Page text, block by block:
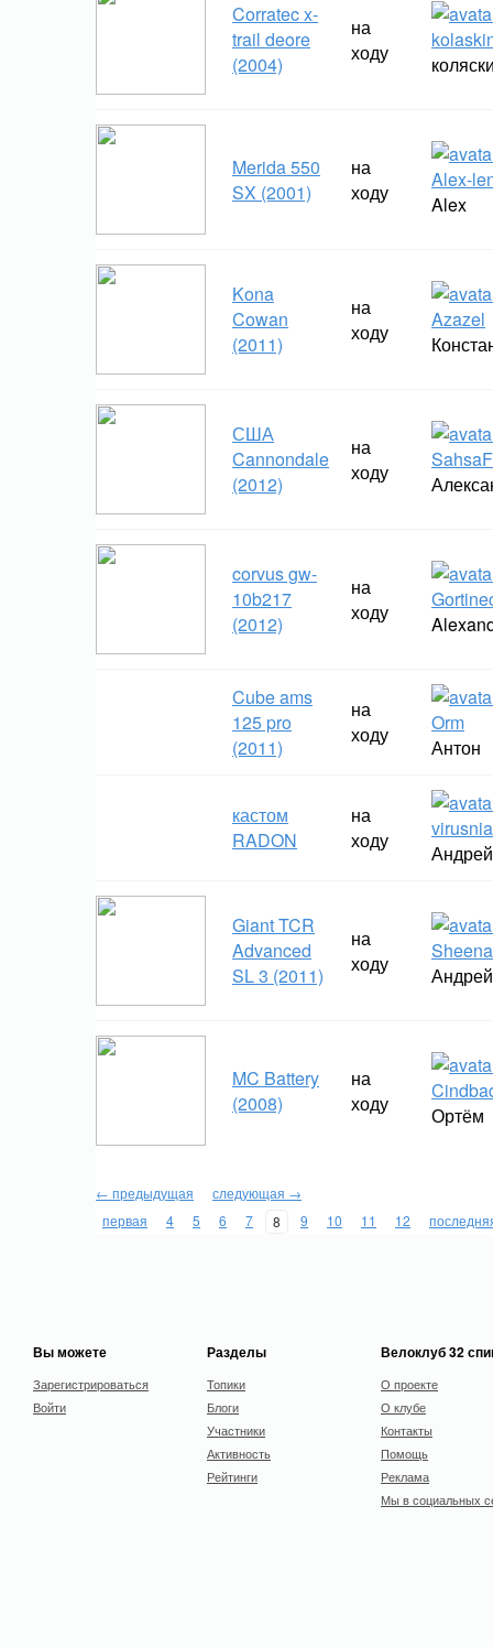
Corratec x-
trail deore
(2004)
на
ходу
Merida 550
SX (2001)
на
ходу
Alex-
Alex
Kona
Cowan
(2011)
на
ходу
Azazel
США
Cannondale
(2012)
на
ходу
corvus gw-
10b217
(2012)
на
ходу
Cube ams
125 pro
(2011)
на
ходу
Orm
Антон
кастом
RADON
на
ходу
Андрей
Giant TCR
Advanced
SL 3 (2011)
на
ходу
Sheena
Андрей
MC Battery
(2008)
на
ходу
Ортём
← предыдущая
следующая →
первая
4 5 6 7 8 9 10 11 12
Вы можете
Зарегистрироваться
Войти
Разделы
Топики
Блоги
Участники
Активность
Рейтинги
Велоклуб 32
О проекте
О клубе
Контакты
Помощь
Реклама
Мы в социальных